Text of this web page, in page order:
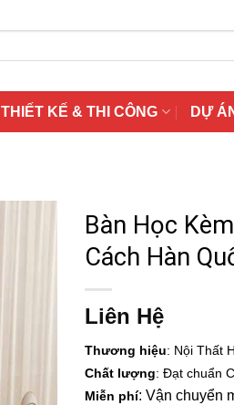
THIẾT KẾ & THI CÔNG DỰ
Bàn Học
Cách Hàn
Liên Hệ
Thương hiệu: Nội Thất
Chất lượng: Đạt chuẩn
Miễn phí: Vận chuyển